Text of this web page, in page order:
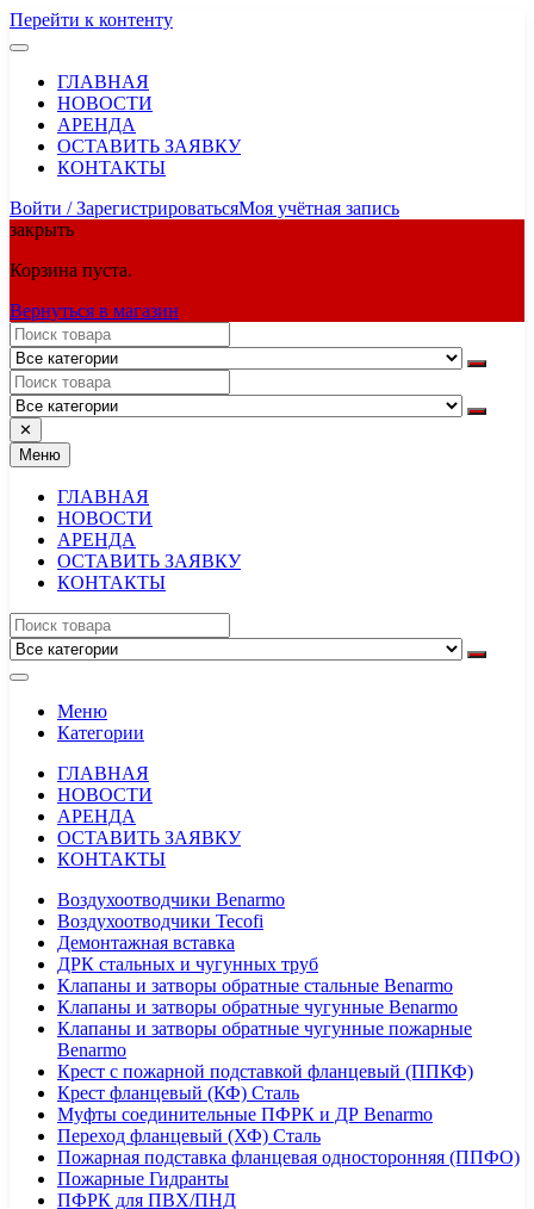
Перейти к контенту
ГЛАВНАЯ
НОВОСТИ
АРЕНДА
ОСТАВИТЬ ЗАЯВКУ
КОНТАКТЫ
Войти / ЗарегистрироватьсяМоя учётная запись
закрыть
Корзина пуста.
Вернуться в магазин
✕
Меню
ГЛАВНАЯ
НОВОСТИ
АРЕНДА
ОСТАВИТЬ ЗАЯВКУ
КОНТАКТЫ
Меню
Категории
ГЛАВНАЯ
НОВОСТИ
АРЕНДА
ОСТАВИТЬ ЗАЯВКУ
КОНТАКТЫ
Воздухоотводчики Benarmo
Воздухоотводчики Tecofi
Демонтажная вставка
ДРК стальных и чугунных труб
Клапаны и затворы обратные стальные Benarmo
Клапаны и затворы обратные чугунные Benarmo
Клапаны и затворы обратные чугунные пожарные
Benarmo
Крест с пожарной подставкой фланцевый (ППКФ)
Крест фланцевый (КФ) Сталь
Муфты соединительные ПФРК и ДР Benarmo
Переход фланцевый (ХФ) Сталь
Пожарная подставка фланцевая односторонняя (ППФО)
Пожарные Гидранты
ПФРК для ПВХ/ПНД